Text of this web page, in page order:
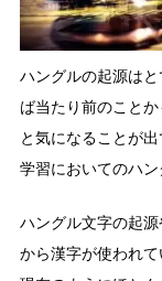
ハングルの起源は
ば当たり前のこと
と気になることが
学習においてのハン
ハングル文字の起
から漢字が使われて